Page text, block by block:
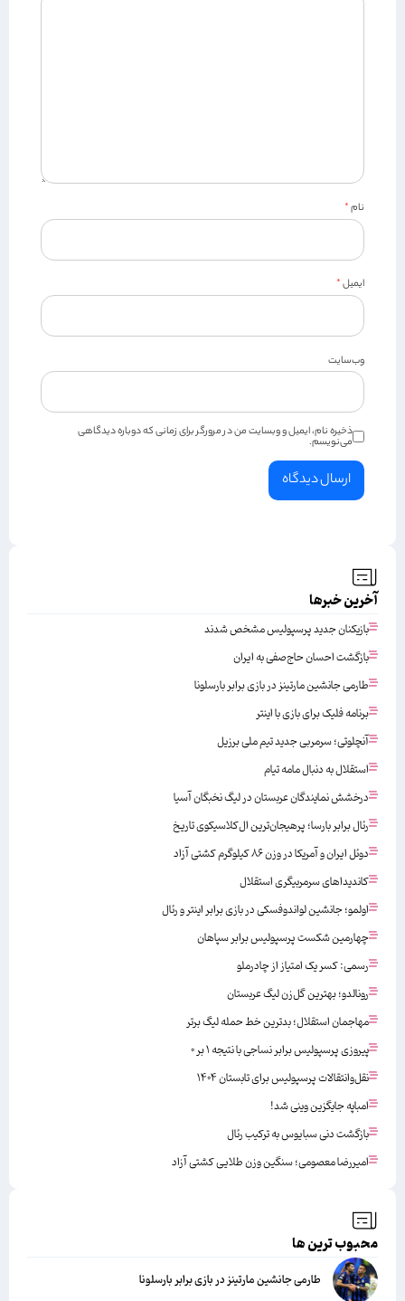
نام*
ایمیل*
وب‌سایت
ذخیره نام، ایمیل و وبسایت من در مرورگر برای زمانی که دوباره دیدگاهی
می‌نویسم.
آخرین خبرها
بازیکنان جدید پرسپولیس مشخص شدند
بازگشت احسان حاج‌صفی به ایران
طارمی جانشین مارتینز در بازی برابر بارسلونا
برنامه فلیک برای بازی با اینتر
آنچلوتی؛ سرمربی جدید تیم ملی برزیل
استقلال به دنبال مامه تیام
درخشش نمایندگان عربستان در لیگ نخبگان آسیا
رئال برابر بارسا؛ پرهیجان‌‌ترین ال‌کلاسیکوی تاریخ
دوئل ایران و آمریکا در وزن ۸۶ کیلوگرم کشتی آزاد
کاندیداهای سرمربیگری استقلال
اولمو؛ جانشین لواندوفسکی در بازی برابر اینتر و رئال
چهارمین شکست پرسپولیس برابر سپاهان
رسمی: کسر یک امتیاز از چادرملو
رونالدو؛ بهترین گل‌زن لیگ عربستان
مهاجمان استقلال؛ بدترین خط حمله لیگ برتر
پیروزی پرسپولیس برابر نساجی با نتیجه ۱ بر ۰
نقل‌وانتقالات پرسپولیس برای تابستان ۱۴۰۴
امباپه جایگزین وینی شد!
بازگشت دنی سبایوس به ترکیب رئال
امیررضا معصومی؛ سنگین وزن طلایی کشتی آزاد
محبوب ترین ها
طارمی جانشین مارتینز در بازی برابر بارسلونا